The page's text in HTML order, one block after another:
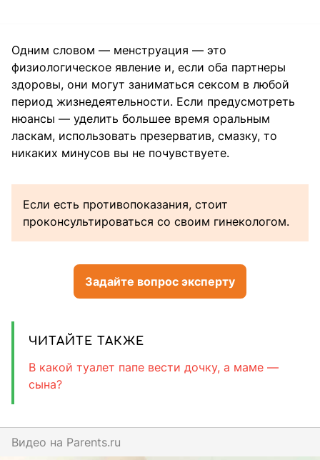
Одним словом — менструация — это
физиологическое явление и, если оба партнеры
здоровы, они могут заниматься сексом в любой
период жизнедеятельности. Если предусмотреть
нюансы — уделить большее время оральным
ласкам, использовать презерватив, смазку, то
никаких минусов вы не почувствуете.
Если есть противопоказания, стоит
проконсультироваться со своим гинекологом.
Задайте вопрос эксперту
ЧИТАЙТЕ ТАКЖЕ
В какой туалет папе вести дочку, а маме —
сына?
Видео на parents.ru